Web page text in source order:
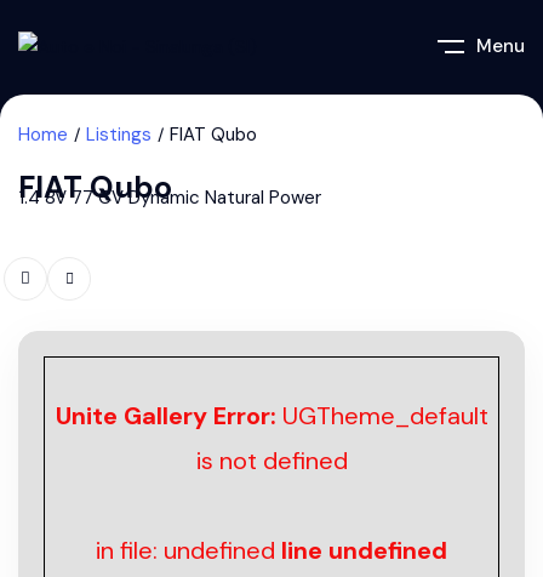
Menu
Home Listings FIAT Qubo
FIAT Qubo
1.4 8V 77 CV Dynamic Natural Power
Unite Gallery Error: UGTheme_default
is not defined
in file: undefined line undefined